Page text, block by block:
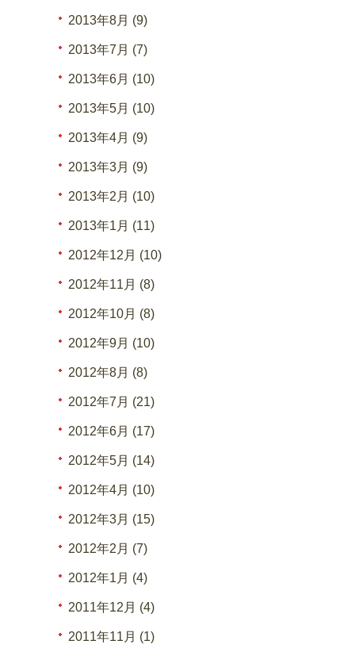
2013年8月 (9)
2013年7月 (7)
2013年6月 (10)
2013年5月 (10)
2013年4月 (9)
2013年3月 (9)
2013年2月 (10)
2013年1月 (11)
2012年12月 (10)
2012年11月 (8)
2012年10月 (8)
2012年9月 (10)
2012年8月 (8)
2012年7月 (21)
2012年6月 (17)
2012年5月 (14)
2012年4月 (10)
2012年3月 (15)
2012年2月 (7)
2012年1月 (4)
2011年12月 (4)
2011年11月 (1)